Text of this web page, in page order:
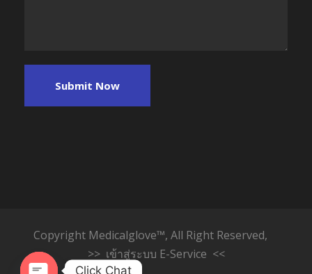
Copyright Medicalglove™, All Right Reserved,
>> เข้าสู่ระบบ E-Service <<
Click Chat